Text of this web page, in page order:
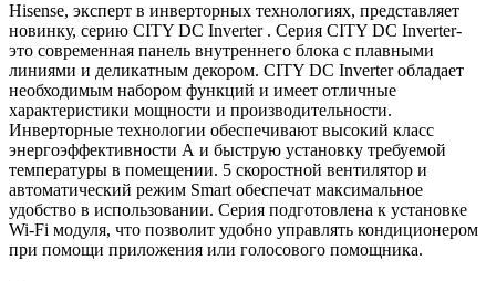
Hisense, эксперт в инверторных технологиях, представляет
новинку, серию CITY DC Inverter . Серия CITY DC Inverter-
это современная панель внутреннего блока с плавными
линиями и деликатным декором. CITY DC Inverter обладает
необходимым набором функций и имеет отличные
характеристики мощности и производительности.
Инверторные технологии обеспечивают высокий класс
энергоэффективности А и быструю установку требуемой
температуры в помещении. 5 скоростной вентилятор и
автоматический режим Smart обеспечат максимальное
удобство в использовании. Серия подготовлена к установке
Wi-Fi модуля, что позволит удобно управлять кондиционером
при помощи приложения или голосового помощника.